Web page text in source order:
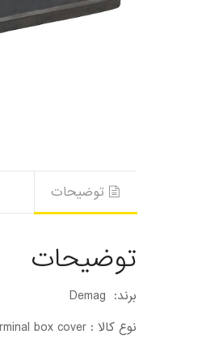
توضیحات
توضیحات
برند: Demag
نوع کالا : Terminal box cover